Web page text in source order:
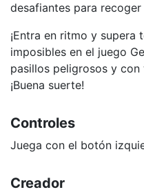
desafiantes para
¡Entra en ritmo y supera
imposibles en el juego
pasillos peligrosos y
¡Buena suerte!
Controles
Juega con el botón
Creador